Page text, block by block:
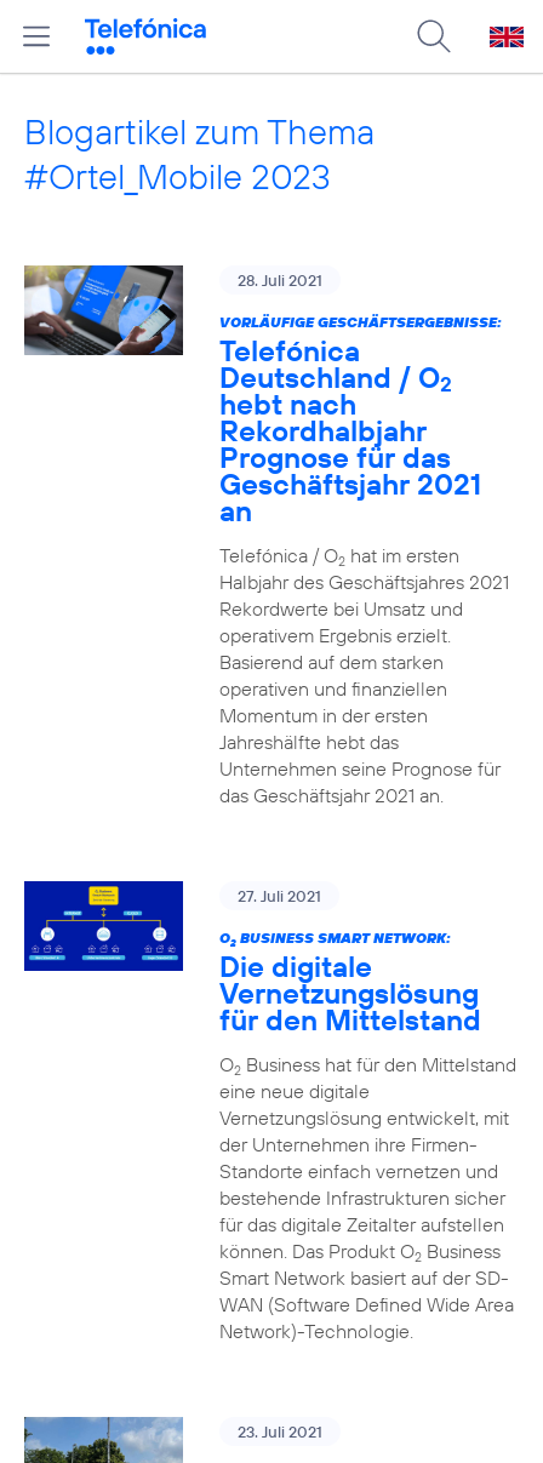
Blogartikel zum Thema
#Ortel_Mobile 2023
28. Juli 2021
VORLÄUFIGE GESCHÄFTSERGEBNISSE:
Telefónica
Deutschland / O2
hebt nach
Rekordhalbjahr
Prognose für das
Geschäftsjahr 2021
an
Telefónica / O2hat im ersten
Halbjahr des Geschäftsjahres 2021
Rekordwerte bei Umsatz und
operativem Ergebnis erzielt.
Basierend auf dem starken
operativen und finanziellen
Momentum in der ersten
Jahreshälfte hebt das
Unternehmen seine Prognose für
das Geschäftsjahr 2021 an.
27. Juli 2021
O2BUSINESS SMART NETWORK:
Die digitale
Vernetzungslösung
für den Mittelstand
O2Business hat für den Mittelstand
eine neue digitale
Vernetzungslösung entwickelt, mit
der Unternehmen ihre Firmen-
Standorte einfach vernetzen und
bestehende Infrastrukturen sicher
für das digitale Zeitalter aufstellen
können. Das Produkt O2Business
Smart Network basiert auf der SD-
WAN (Software Defined Wide Area
Network)-Technologie.
23. Juli 2021